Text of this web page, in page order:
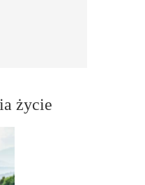
życie